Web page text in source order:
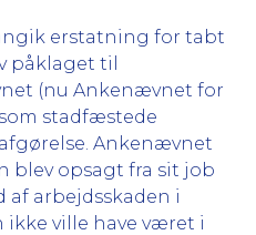
erstatning for tabt
påklaget til
(nu Ankenævnet for
stadfæstede
Ankenævnet
blev opsagt fra sit job
arbejdsskaden i
ville have været i